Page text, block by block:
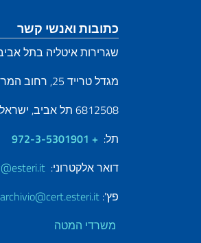
קטע
כתובות ואנשי קשר
שגרירות איטליה בתל
מגדל טרייד 25, רחוב המרד 25
6812508 תל אביב, ישראל.
תל: + 972-3-5301901
דואר אלקטרוני:
פץ':
משרדי המטה